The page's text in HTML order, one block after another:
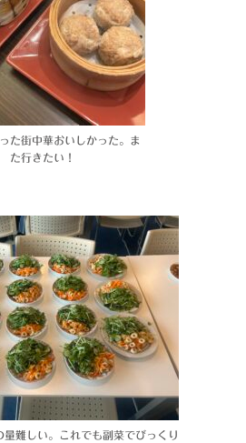
た街中華おいしかった。ま
た行きたい！
量難しい。これでも副菜でびっくり